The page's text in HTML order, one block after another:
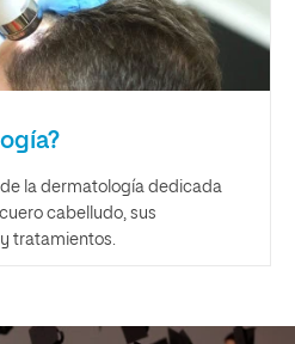
la dermatología dedicada
cabelludo, sus
tratamientos.